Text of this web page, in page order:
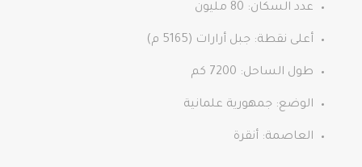
عدد السكان: 80 مليون
أعلى نقطة: جبل أرارات (5165 م)
طول الساحل: 7200 كم
الوضع: جمهورية علمانية
العاصمة: أنقرة